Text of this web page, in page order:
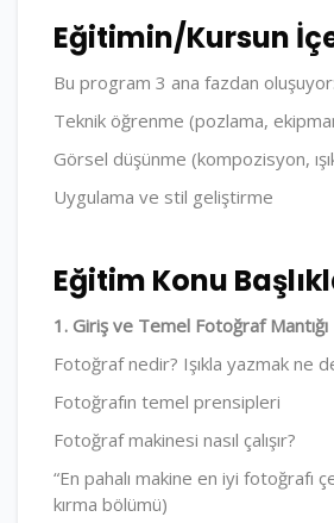
Eğitimin/Kursun
Bu program 3 ana fazdan oluşuyor:
Teknik öğrenme (pozlama,
Görsel düşünme (kompozisyon,
Uygulama ve stil geliştirme
Eğitim Konu
1. Giriş ve Temel Fotoğraf Mantığı
Fotoğraf nedir? Işıkla yazmak ne
Fotoğrafın temel prensipleri
Fotoğraf makinesi nasıl çalışır?
“En pahalı makine en iyi fotoğrafı
kırma bölümü)